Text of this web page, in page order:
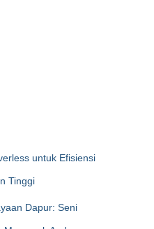
untuk Efisiensi
Tinggi
Dapur: Seni